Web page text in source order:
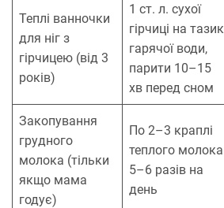
Теплі ванночки
для ніг з
гірчицею (від 3
років)
1 ст. л. сухої
гірчиці на тазик
гарячої води,
парити 10–15
хв перед сном
Закопування
грудного
молока (тільки
якщо мама
годує)
По 2–3 краплі
теплого молока
5–6 разів на
день